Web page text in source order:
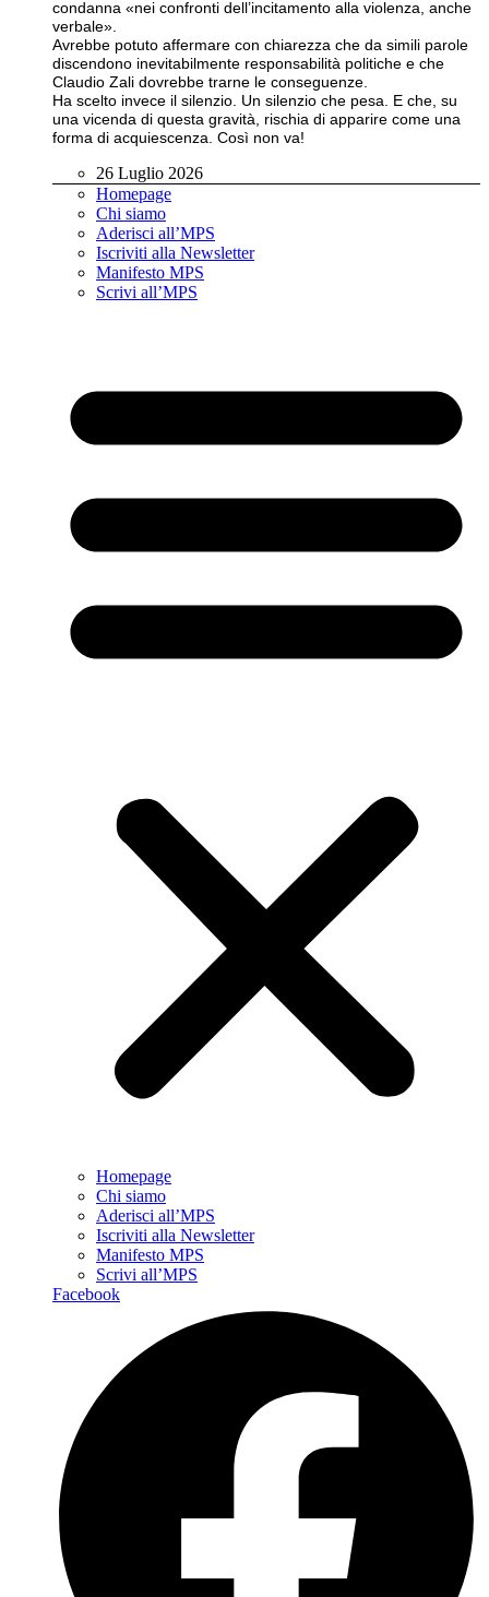
condanna «nei confronti dell’incitamento alla violenza, anche
verbale».
Avrebbe potuto affermare con chiarezza che da simili parole
discendono inevitabilmente responsabilità politiche e che
Claudio Zali dovrebbe trarne le conseguenze.
Ha scelto invece il silenzio. Un silenzio che pesa. E che, su
una vicenda di questa gravità, rischia di apparire come una
forma di acquiescenza. Così non va!
26 Luglio 2026
Homepage
Chi siamo
Aderisci all’MPS
Iscriviti alla Newsletter
Manifesto MPS
Scrivi all’MPS
Homepage
Chi siamo
Aderisci all’MPS
Iscriviti alla Newsletter
Manifesto MPS
Scrivi all’MPS
Facebook